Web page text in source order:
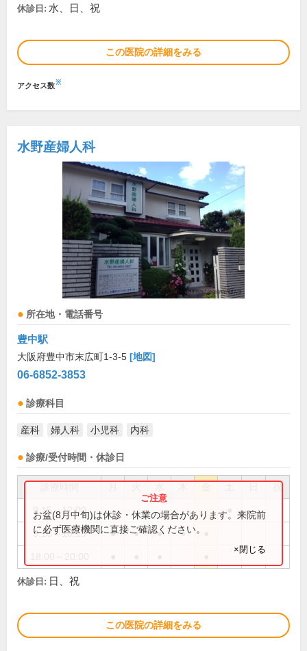
休診日: 水、日、祝
この医院の詳細をみる
アクセス数※
水野産婦人科
所在地・電話番号
豊中駅
大阪府豊中市末広町1-3-5 [地図]
06-6852-3853
診療科目
産科 婦人科 小児科 内科
診療/受付時間・休診日
祝
9:15～12:00
9:15～13:15 ● ● ● ●
お盆(8月中旬)は休診・休業の場合があります。来院前
に必ず医療機関に直接ご確認ください。
×閉じる
休診日: 日、祝
この医院の詳細をみる